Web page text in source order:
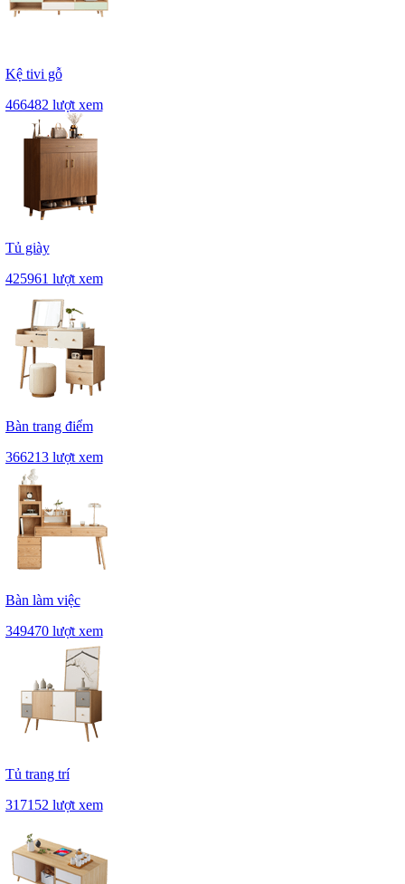
Kệ tivi gỗ
466482 lượt xem
Tủ giày
425961 lượt xem
Bàn trang điểm
366213 lượt xem
Bàn làm việc
349470 lượt xem
Tủ trang trí
317152 lượt xem